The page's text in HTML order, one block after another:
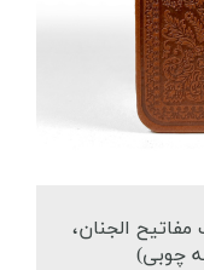
منتخب مفاتیح الجنان،
چوبی)